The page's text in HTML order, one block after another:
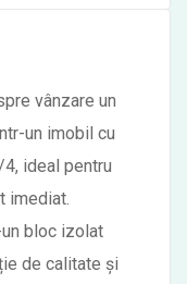
vânzare un
un imobil cu
ideal pentru
imediat.
bloc izolat
de calitate și